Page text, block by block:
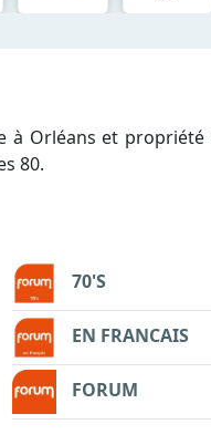
Orléans et propriété
80.
70'S
EN FRANCAIS
FORUM